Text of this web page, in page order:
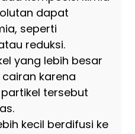
dapat
seperti
reduksi.
yang lebih besar
karena
tersebut
kecil berdifusi ke